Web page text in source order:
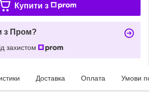
Купити з
з Пром?
захистом
Доставка Оплата Умови